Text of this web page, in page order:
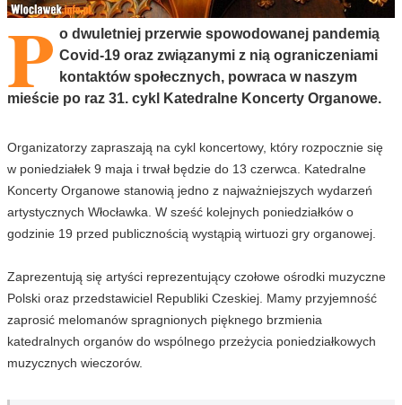
P o dwuletniej przerwie spowodowanej pandemią
Covid-19 oraz związanymi z nią ograniczeniami
kontaktów społecznych, powraca w naszym
mieście po raz 31. cykl Katedralne Koncerty Organowe.
Organizatorzy zapraszają na cykl koncertowy, który rozpocznie się
w poniedziałek 9 maja i trwał będzie do 13 czerwca. Katedralne
Koncerty Organowe stanowią jedno z najważniejszych wydarzeń
artystycznych Włocławka. W sześć kolejnych poniedziałków o
godzinie 19 przed publicznością wystąpią wirtuozi gry organowej.
Zaprezentują się artyści reprezentujący czołowe ośrodki muzyczne
Polski oraz przedstawiciel Republiki Czeskiej. Mamy przyjemność
zaprosić melomanów spragnionych pięknego brzmienia
katedralnych organów do wspólnego przeżycia poniedziałkowych
muzycznych wieczorów.